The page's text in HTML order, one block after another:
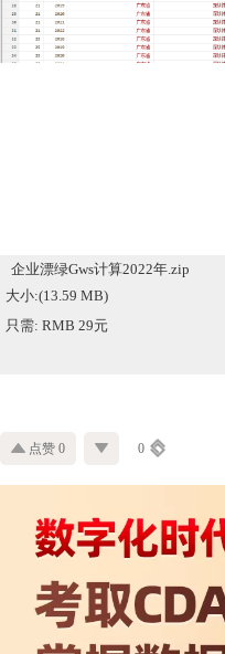
企业漂绿Gws计算2022年.zip
大小:(13.59 MB)
只需: RMB 29元
点赞 0 0